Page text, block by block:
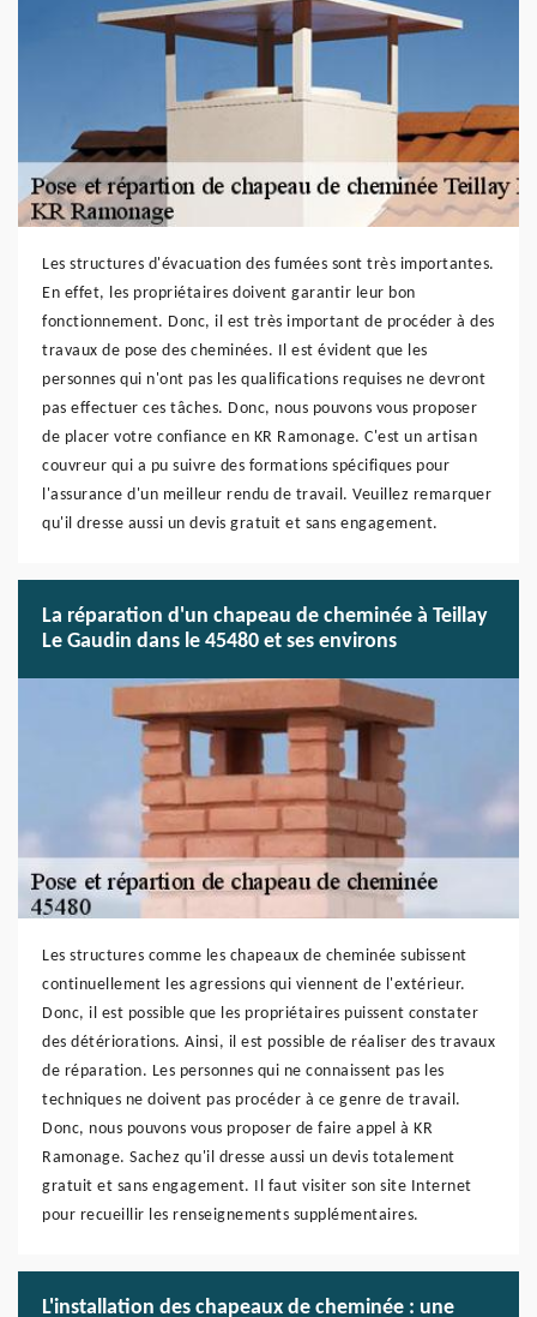
Les structures d'évacuation des fumées sont très importantes.
En effet, les propriétaires doivent garantir leur bon
fonctionnement. Donc, il est très important de procéder à des
travaux de pose des cheminées. Il est évident que les
personnes qui n'ont pas les qualifications requises ne devront
pas effectuer ces tâches. Donc, nous pouvons vous proposer
de placer votre confiance en KR Ramonage. C'est un artisan
couvreur qui a pu suivre des formations spécifiques pour
l'assurance d'un meilleur rendu de travail. Veuillez remarquer
qu'il dresse aussi un devis gratuit et sans engagement.
La réparation d'un chapeau de cheminée à Teillay
Le Gaudin dans le 45480 et ses environs
Les structures comme les chapeaux de cheminée subissent
continuellement les agressions qui viennent de l'extérieur.
Donc, il est possible que les propriétaires puissent constater
des détériorations. Ainsi, il est possible de réaliser des travaux
de réparation. Les personnes qui ne connaissent pas les
techniques ne doivent pas procéder à ce genre de travail.
Donc, nous pouvons vous proposer de faire appel à KR
Ramonage. Sachez qu'il dresse aussi un devis totalement
gratuit et sans engagement. Il faut visiter son site Internet
pour recueillir les renseignements supplémentaires.
L'installation des chapeaux de cheminée : une